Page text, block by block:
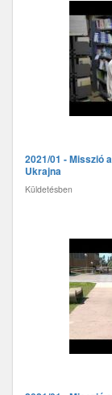
2021/01 - Misszió
Ukrajna
Küldetésben